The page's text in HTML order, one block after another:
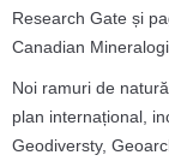
Research Gate și
Canadian
Noi ramuri de
plan internațional,
Geodiversty,